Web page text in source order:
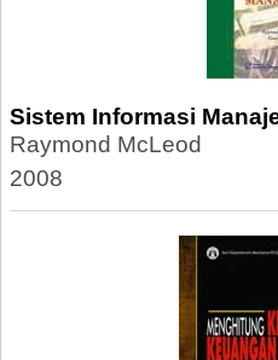
Sistem Informasi
Raymond McLeod
2008